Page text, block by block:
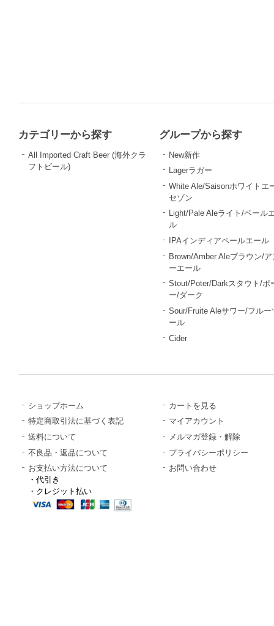
カテゴリーから探す
All Imported Craft Beer (海外クラ
フトビール)
グループから探す
New新作
Lagerラガー
White Ale/Saisonホワイトエ
セゾン
Light/Pale Aleライト/ペール
ル
IPAインディアペールエール
Brown/Amber Aleブラウン/ア
ーエール
Stout/Poter/Darkスタウト/ポ
ー/ダーク
Sour/Fruite Aleサワー/フルー
ール
Cider
ショップホーム
特定商取引法に基づく表記
送料について
不良品・返品について
お支払い方法について
・代引き
・クレジット払い
カートを見る
マイアカウント
メルマガ登録・解除
プライバシーポリシー
お問い合わせ